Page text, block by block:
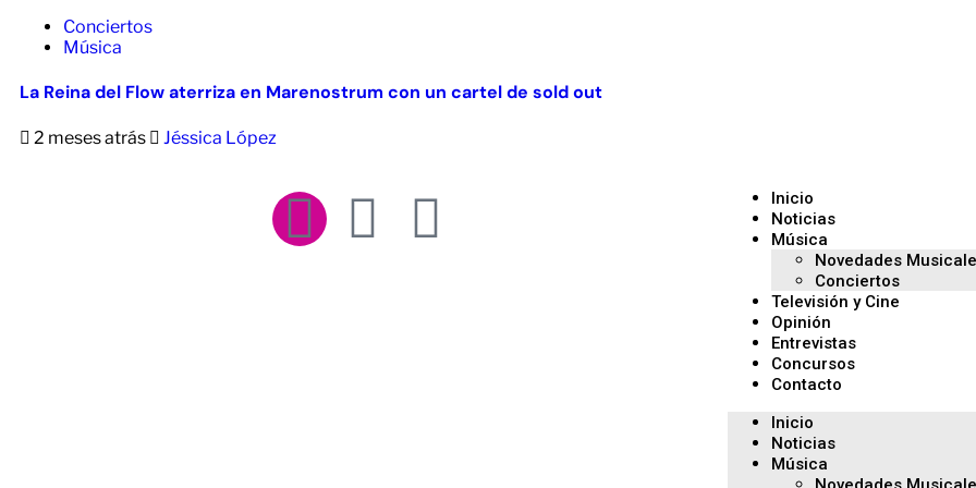
Conciertos
Música
La Reina del Flow aterriza en Marenostrum con un cartel de sold out
2 meses atrás Jéssica López
Inicio
Noticias
Música
Novedades
Conciertos
Televisión y Cine
Opinión
Entrevistas
Concursos
Contacto
Inicio
Noticias
Música